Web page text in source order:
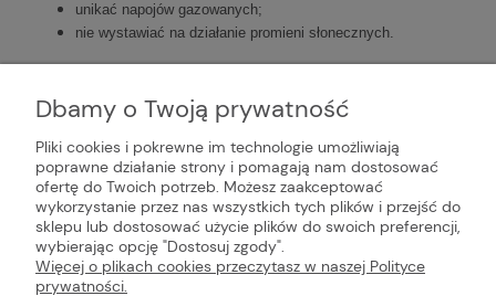
unikać napojów gazowanych;
nie wystawiać na działanie promieni słonecznych.
INFORMACJE
POMOC
Dbamy o Twoją prywatność
Pliki cookies i pokrewne im technologie umożliwiają
poprawne działanie strony i pomagają nam dostosować
ofertę do Twoich potrzeb. Możesz zaakceptować
wykorzystanie przez nas wszystkich tych plików i przejść do
sklepu lub dostosować użycie plików do swoich preferencji,
wybierając opcję "Dostosuj zgody".
Więcej o plikach cookies przeczytasz w naszej Polityce
prywatności.